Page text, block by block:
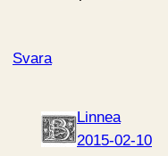
Svara
Linnea
2015-02-10